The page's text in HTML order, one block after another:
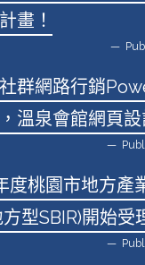
畫！
群網路行銷
溫泉會館網頁設
度桃園市地方產
方型SBIR)開始受